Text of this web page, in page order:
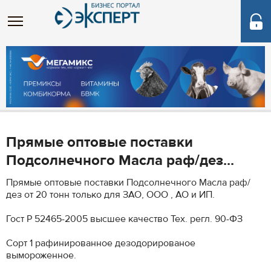
Прямые оптовые поставки
Подсолнечного Масла раф/дез...
Прямые оптовые поставки Подсолнечного Масла раф/
дез от 20 тонн только для ЗАО, ООО , АО и ИП.
Гост Р 52465-2005 высшее качество Тех. регл. 90-ФЗ
Сорт 1 рафинированное дезодорированое
вымороженное.